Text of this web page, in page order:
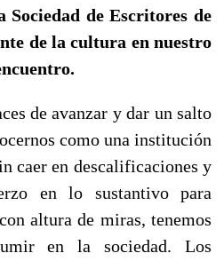
Sociedad de Escritores de
de la cultura en nuestro
de avanzar y dar un salto
como una institución
caer en descalificaciones y
en lo sustantivo para
altura de miras, tenemos
en la sociedad. Los